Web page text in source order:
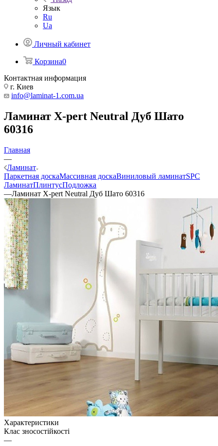
Язык
Ru
Ua
Личный кабинет
Корзина0
Контактная информация
г. Киев
info@laminat-1.com.ua
Ламинат X-pert Neutral Дуб Шато
60316
Главная
—
Ламинат
Паркетная доскаМассивная доскаВиниловый ламинатSPC
ЛаминатПлинтусПодложка
—Ламинат X-pert Neutral Дуб Шато 60316
Характеристики
Клас зносостійкості
—